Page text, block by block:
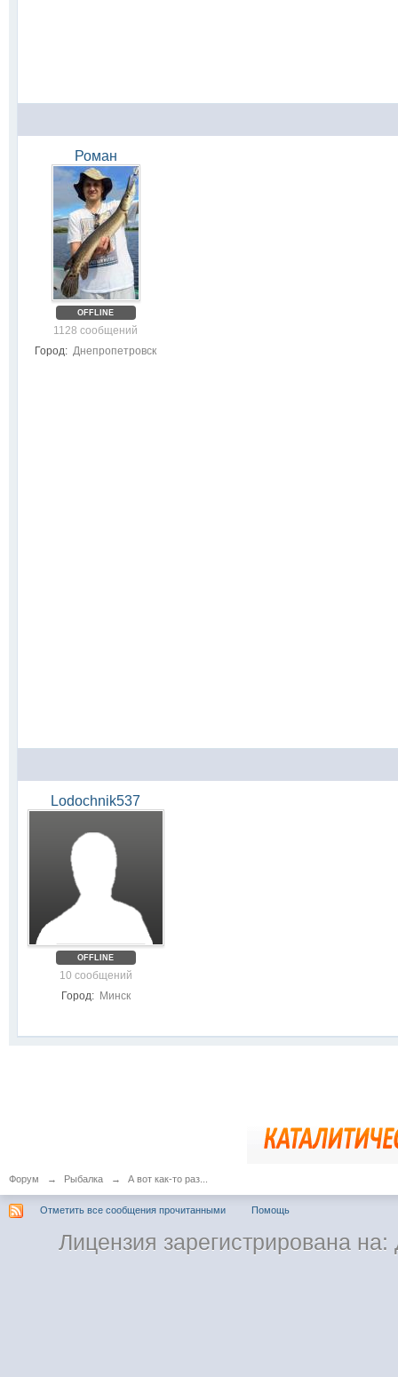
Роман
OFFLINE
1128 сообщений
Город: Днепропетровск
Lodochnik537
OFFLINE
10 сообщений
Город: Минск
Форум → Рыбалка → А вот как-то раз...
Отметить все сообщения прочитанными Помощь
Лицензия зарегистрирована